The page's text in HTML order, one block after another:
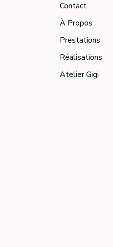
Contact
À Propos
Prestations
Réalisations
Atelier Gigi